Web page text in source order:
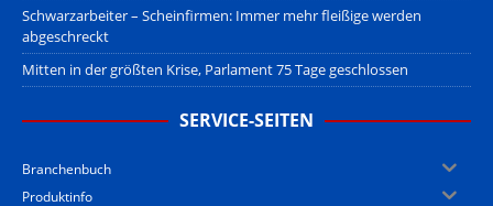
Schwarzarbeiter – Scheinfirmen: Immer mehr fleißige werden
abgeschreckt
Mitten in der größten Krise, Parlament 75 Tage geschlossen
SERVICE-SEITEN
Branchenbuch
Produktinfo